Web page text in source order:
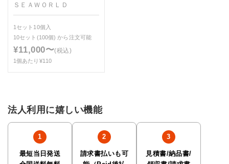
ＳＥＡＷＯＲＬＤ
1セット10個入
10セット(100個)から注文可能
¥11,000〜(税込)
1個あたり¥110
法人利用に嬉しい機能
最短当日発送
請求書払いも可
見積書/納品書/